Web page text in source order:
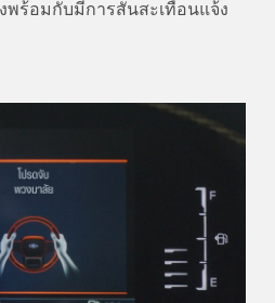
พร้อมกับมีการสั่นสะเทือนแจ้ง